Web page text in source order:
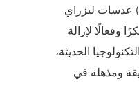
عدسات ليزراي
وفعالًا لإزالة
الحديثة،
ومذهلة في